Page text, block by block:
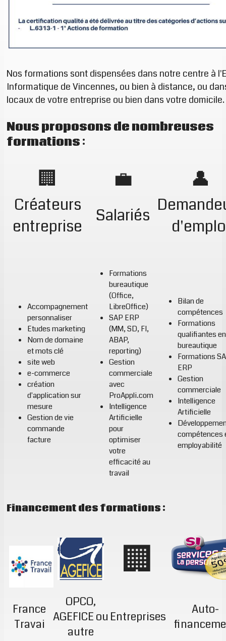
Nos formations sont dispensées dans notre centre à
Informatique de Vincennes, ou bien à distance, ou
locaux de votre entreprise ou bien dans votre domicile.
Nous proposons de nombreuses
formations :
🏢 💼 👤
Créateurs
entreprise
Salariés
Accompagnement
personnaliser
Etudes marketing
Nom de domaine
et mots clé
site web
e-commerce
création
d'application sur
mesure
Gestion de vie
commande
facture
Formations
bureautique
(Office,
LibreOffice)
SAP ERP
(MM, SD, FI,
ABAP,
reporting)
Gestion
commerciale
avec
ProAppli.com
Intelligence
Artificielle
pour
optimiser
votre
efficacité au
travail
Bilan de
compétences
Formations
qualifiantes en
bureautique
Formations
ERP
Gestion
commerciale
Intelligence
Artificielle
compétences
employabilité
Financement des formations :
🏢
France
Travai
OPCO,
AGEFICE ou
autre
Entreprises
Auto-